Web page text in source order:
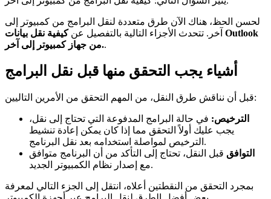
لحسن الحظ، هناك الآن طرق متعددة لنقل البرامج من كمبيوتر إلى
آخر. تتحدث الأجزاء التالية بالتفصيل عنكيفية نقل بيانات Outlook
من جهاز كمبيوتر إلى آخر..
أشياء يجب التحقق منها قبل نقل البرامج
قبل أن نناقش طرق النقل، من المهم التحقق من الأمرين التاليين:
الترخيص: في حالة البرامج المدفوعة التي تحتاج إلى نقل،
يجب عليك أولاً التحقق مما إذا كان يمكن إعادة تنشيط
الترخيص لمواصلة استخدامه بعد نقل البرنامج.
التوافق قبل النقل، تحتاج إلى التأكد من أن البرنامج متوافق
مع إصدار نظام الكمبيوتر الجديد.
بمجرد التحقق من النقطتين أعلاه، انتقل إلى الجزء التالي لمعرفة